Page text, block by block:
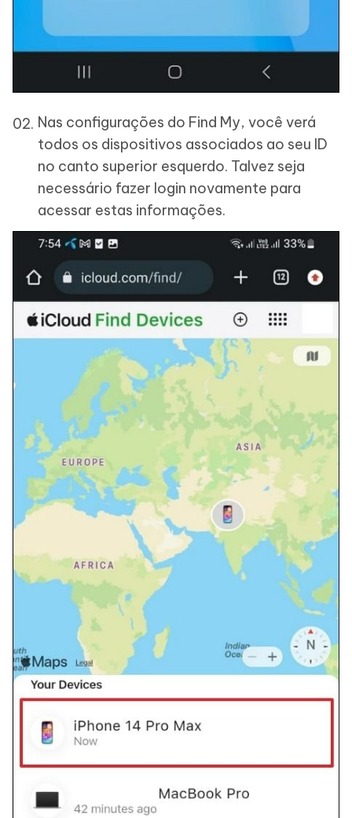
Nas configurações do Find My, você verá
todos os dispositivos associados ao seu ID
no canto superior esquerdo. Talvez seja
necessário fazer login novamente para
acessar estas informações.